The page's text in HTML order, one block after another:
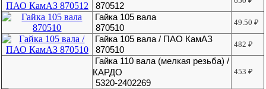
870512
Гайка 105 вала
870510
49.50₽
Гайка 105 вала / ПАО КамАЗ
870510
482₽
Гайка 110 вала (мелкая резьба) /
КАРДО
5320-2402269
453₽